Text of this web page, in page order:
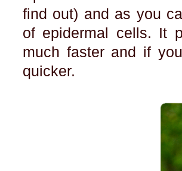
find out) and as you
of epidermal cells. It
much faster and if
quicker.